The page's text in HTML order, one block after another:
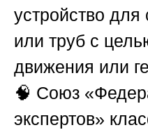
устройство
или труб с
движения или
🧠 Союз
экспертов»